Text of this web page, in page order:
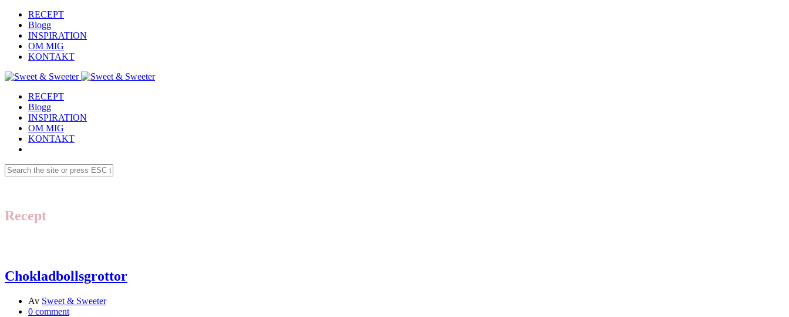
RECEPT
Blogg
INSPIRATION
OM MIG
KONTAKT
RECEPT
Blogg
INSPIRATION
OM MIG
KONTAKT
Recept
Chokladbollsgrottor
Av Sweet & Sweeter
0 comment